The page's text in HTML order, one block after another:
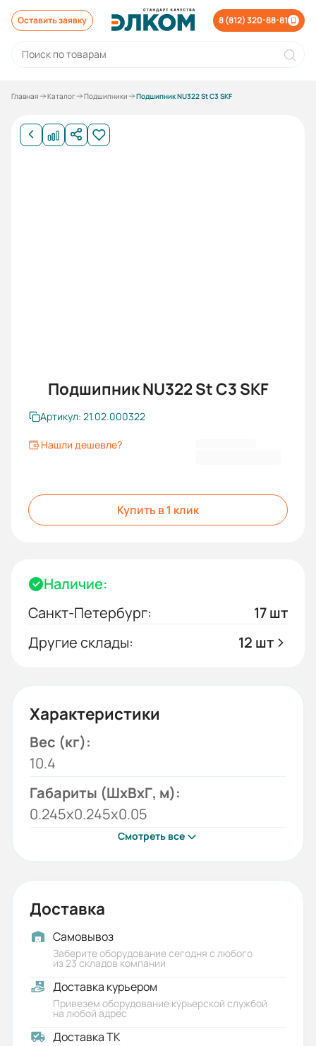
Оставить заявку 8 (812) 320-88-81
Главная Каталог Подшипники Подшипник NU322 St C3 SKF
Подшипник NU322 St C3 SKF
Артикул: 21.02.000322
Нашли дешевле?
Купить в 1 клик
Наличие:
Санкт-Петербург:
17 шт
Другие склады:
12 шт
Характеристики
Вес (кг):
10.4
Габариты (ШхВхГ, м):
0.245x0.245x0.05
Смотреть все
Доставка
Самовывоз
Заберите оборудование сегодня с любого
из 23 складов компании
Доставка курьером
Привезем оборудование курьерской службой
на любой адрес
Доставка ТК